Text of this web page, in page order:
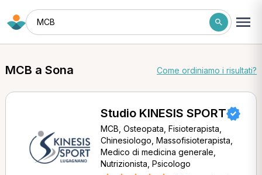
MCB
MCB a Sona Come ordiniamo i risultati?
Studio KINESIS SPORT
MCB, Osteopata, Fisioterapista,
Chinesiologo, Massofisioterapista,
Medico di medicina generale,
Nutrizionista, Psicologo